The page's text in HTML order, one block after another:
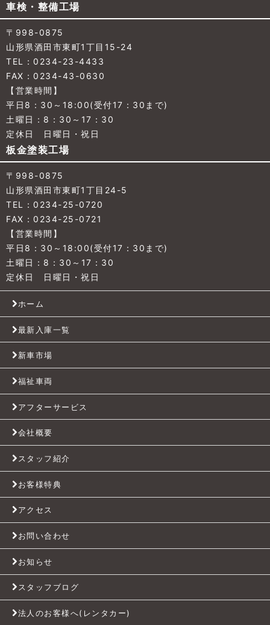
車検・整備工場
〒998-0875
山形県酒田市東町1丁目15-24
TEL：0234-23-4433
FAX：0234-43-0630
【営業時間】
平日8：30～18:00(受付17：30まで)
土曜日：8：30～17：30
定休日 日曜日・祝日
板金塗装工場
〒998-0875
山形県酒田市東町1丁目24-5
TEL：0234-25-0720
FAX：0234-25-0721
【営業時間】
平日8：30～18:00(受付17：30まで)
土曜日：8：30～17：30
定休日 日曜日・祝日
ホーム
最新入庫一覧
新車市場
福祉車両
アフターサービス
会社概要
スタッフ紹介
お客様特典
アクセス
お問い合わせ
お知らせ
スタッフブログ
法人のお客様へ(レンタカー)